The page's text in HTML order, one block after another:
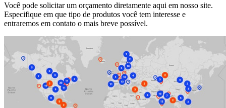
Você pode solicitar um orçamento diretamente aqui em nosso site.
Especifique em que tipo de produtos você tem interesse e
entraremos em contato o mais breve possível.